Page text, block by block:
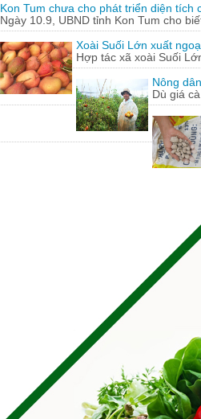
Kon Tum chưa cho phát triển diện tích
Ngày 10.9, UBND tỉnh Kon Tum cho
Xoài Suối Lớn xuất
Hợp tác xã xoài Suối
Nông
Dù giá